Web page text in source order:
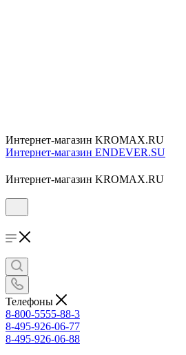
Интернет-магазин KROMAX.RU
Интернет-магазин ENDEVER.SU
Интернет-магазин KROMAX.RU
Телефоны
8-800-5555-88-3
8-495-926-06-77
8-495-926-06-88